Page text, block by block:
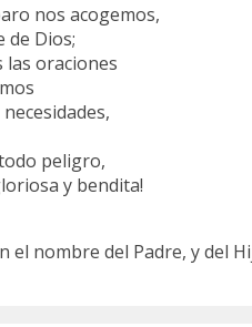
nos acogemos,
de Dios;
las oraciones
peligro,
y bendita!
el nombre del Padre, y del